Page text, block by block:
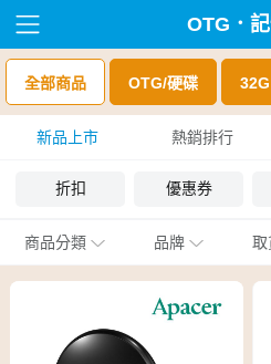
OTG．
全部商品 OTG/硬碟 32G
新品上市 熱銷排行
折扣 優惠券
商品分類 品牌